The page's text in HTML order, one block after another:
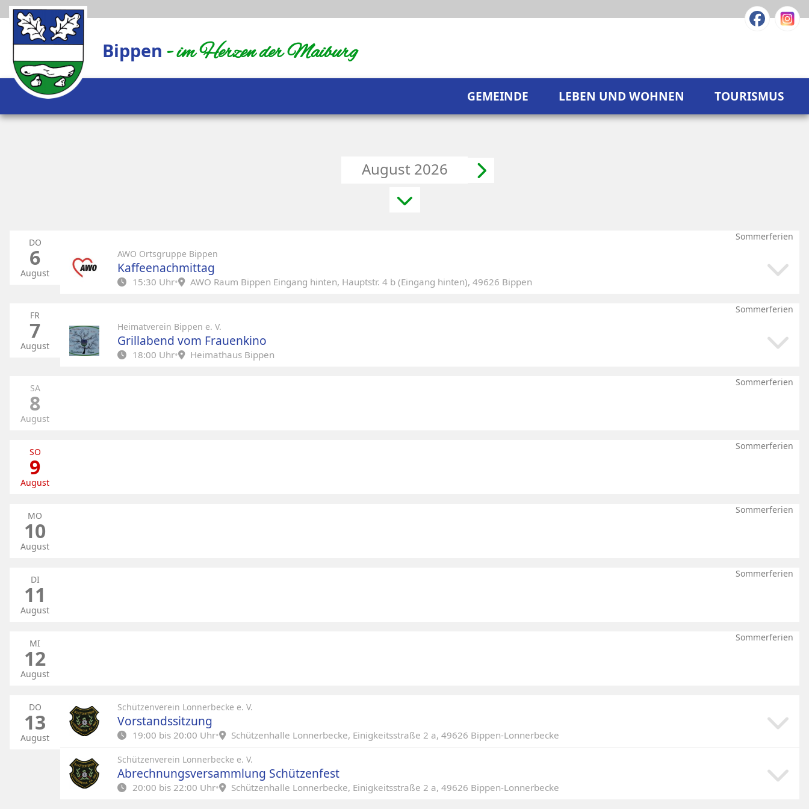
Bippen - im Herzen der Maiburg
GEMEINDE LEBEN UND WOHNEN TOURISMUS
August 2026
DO
6
August
Sommerferien
AWO Ortsgruppe Bippen
Kaffeenachmittag
15:30 Uhr• AWO Raum Bippen Eingang hinten, Hauptstr. 4 b (Eingang hinten), 49626 Bippen
FR
7
August
Sommerferien
Heimatverein Bippen e. V.
Grillabend vom Frauenkino
18:00 Uhr• Heimathaus Bippen
SA
8
August
Sommerferien
SO
9
August
Sommerferien
MO
10
August
Sommerferien
DI
11
August
Sommerferien
MI
12
August
Sommerferien
DO
13
August
Schützenverein Lonnerbecke e. V.
Vorstandssitzung
19:00 bis 20:00 Uhr• Schützenhalle Lonnerbecke, Einigkeitsstraße 2 a, 49626 Bippen-Lonnerbecke
Schützenhalle Lonnerbecke, Einigkeitsstraße 2 a, 49626 Bippen-Lonnerbecke
Schützenverein Lonnerbecke e. V.
Abrechnungsversammlung Schützenfest
20:00 bis 22:00 Uhr• Schützenhalle Lonnerbecke, Einigkeitsstraße 2 a, 49626 Bippen-Lonnerbecke